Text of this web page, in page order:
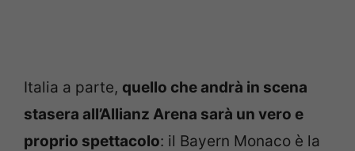
Italia a parte, quello che andrà in scena
stasera all’Allianz Arena sarà un vero e
proprio spettacolo: il Bayern Monaco è la